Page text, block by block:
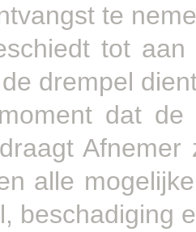
te
tot
drempel
dat
alle
beschadiging